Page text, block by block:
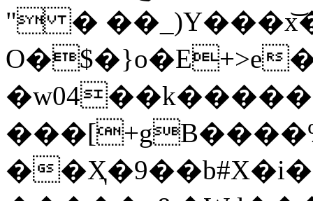
" �
O�$�}o�E+>e
�